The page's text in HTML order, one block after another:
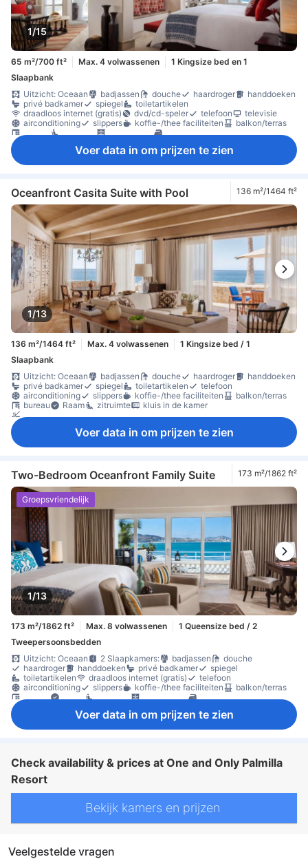
1/15
65 m²/700 ft² Max. 4 volwassenen
1 Kingsize bed en 1
Slaapbank
Uitzicht: Oceaan
badjassen douche haardroger
handdoeken
privé badkamer
spiegel
toiletartikelen
draadloos internet (gratis)
dvd/cd-speler telefoon
televisie
airconditioning
slippers koffie-/thee faciliteiten
balkon/terras
Voer data in om prijzen te zien
Oceanfront Casita Suite with Pool 136 m²/1464 ft²
1/13
136 m²/1464 ft² Max. 4 volwassenen
1 Kingsize bed / 1
Slaapbank
Uitzicht: Oceaan
badjassen douche haardroger
handdoeken
privé badkamer
spiegel toiletartikelen
telefoon
airconditioning
slippers koffie-/thee faciliteiten
balkon/terras
bureau
Raam zitruimte
kluis in de kamer
Voer data in om prijzen te zien
Two-Bedroom Oceanfront Family Suite 173 m²/1862 ft²
1/13
Groepsvriendelijk
173 m²/1862 ft² Max. 8 volwassenen
1 Queensize bed / 2
Tweepersoonsbedden
Uitzicht: Oceaan
2 Slaapkamers: badjassen
douche
haardroger
handdoeken privé badkamer
spiegel
toiletartikelen
draadloos internet (gratis)
telefoon
airconditioning
slippers koffie-/thee faciliteiten
balkon/terras
Voer data in om prijzen te zien
Check availability & prices at One and Only Palmilla
Resort
Bekijk kamers en prijzen
Veelgestelde vragen